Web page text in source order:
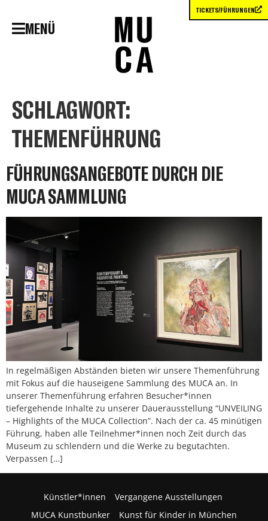
MENÜ
SCHLAGWORT:
THEMENFÜHRUNG
FÜHRUNGSANGEBOTE DURCH DIE
MUCA SAMMLUNG
In regelmäßigen Abständen bieten wir unsere Themenführung
mit Fokus auf die hauseigene Sammlung des MUCA an. In
unserer Themenführung erfahren Besucher*innen
tiefergehende Inhalte zu unserer Dauerausstellung “UNVEILING
– Highlights of the MUCA Collection”. Nach der ca. 45 minütigen
Führung, haben alle Teilnehmer*innen noch Zeit durch das
Museum zu schlendern und die Werke zu begutachten.
Verpassen […]
Künstler*innen
Vergangene Ausstellungen
MUCA Kunstbunker
Kunst für Kinder in München
TICKETS/FÜHRUNGEN